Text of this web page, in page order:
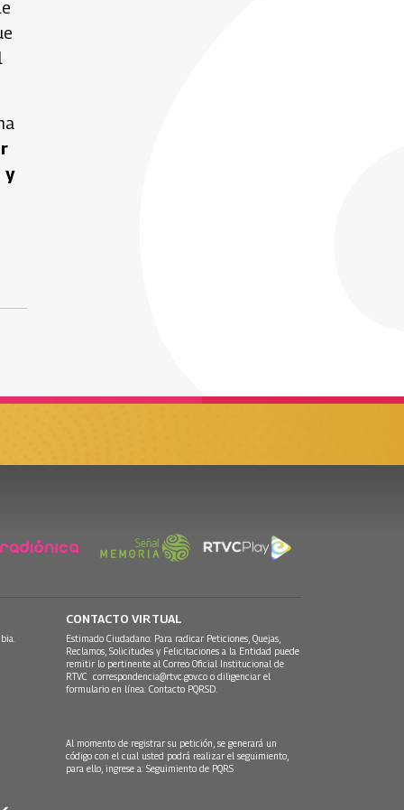
y
CONTACTO VIRTUAL
Estimado Ciudadano: Para radicar Peticiones, Quejas,
Reclamos, Solicitudes y Felicitaciones a la Entidad puede
remitir lo pertinente al Correo Oficial Institucional de
RTVC correspondencia@rtvc.gov.co o diligenciar el
formulario en línea: Contacto PQRSD.
Al momento de registrar su petición, se generará un
código con el cual usted podrá realizar el seguimiento,
para ello, ingrese a: Seguimiento de PQRS